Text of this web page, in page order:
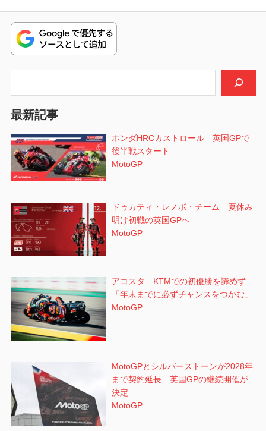
ビ
ゲ
ー
ン
稿:
最新記事
ホンダHRCカストロール 英国GPで
後半戦スタート
MotoGP
ドゥカティ・レノボ・チーム 夏休み
明け初戦の英国GPへ
MotoGP
アコスタ KTMでの初優勝を諦めず
「年末までに必ずチャンスをつかむ」
MotoGP
MotoGPとシルバーストーンが2028年
まで契約延長 英国GPの継続開催が
決定
MotoGP